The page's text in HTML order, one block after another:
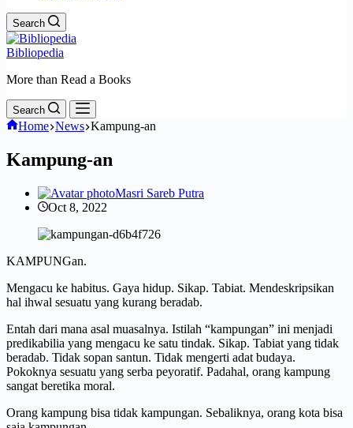
Search
Bibliopedia
More than Read a Books
Search
Home News Kampung-an
Kampung-an
Masri Sareb Putra
Oct 8, 2022
KAMPUNGan.
Mengacu ke habitus. Gaya hidup. Sikap. Tabiat. Mendeskripsikan
hal ihwal sesuatu yang kurang beradab.
Entah dari mana asal muasalnya. Istilah “kampungan” ini menjadi
predikabilia yang mengacu ke satu tindak. Sikap. Tabiat yang tidak
beradab. Tidak sopan santun. Tidak mengerti adat budaya.
Pokoknya sesuatu yang serba peyoratif. Padahal, orang kampung
sangat beretika moral.
Orang kampung bisa tidak kampungan. Sebaliknya, orang kota bisa